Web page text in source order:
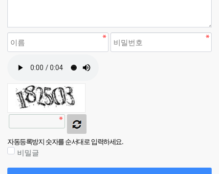
자동등록방지 숫자를 순서대로 입력하세요.
비밀글